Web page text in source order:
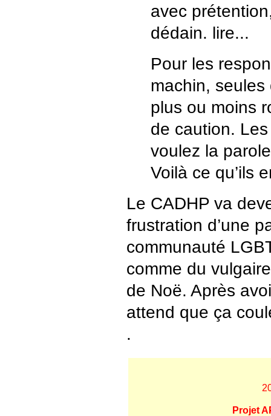
avec
dédain. lire...
Pour les
machin,
plus ou moins
de caution.
voulez la
Voilà ce qu’ils
Le CADHP va
frustration d’une
communauté
comme du
de Noë. Après
attend que ça
.
Projet